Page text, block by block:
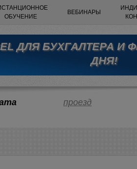
ОБУЧЕНИЕ
ВЕБИНАРЫ
ДЛЯ БУХГАЛТЕРА И
ДНЯ!
проезд